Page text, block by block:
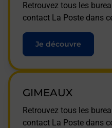
Retrouvez tous les
contact La Poste dans
Je découvre
GIMEAUX
Retrouvez tous les
contact La Poste dans